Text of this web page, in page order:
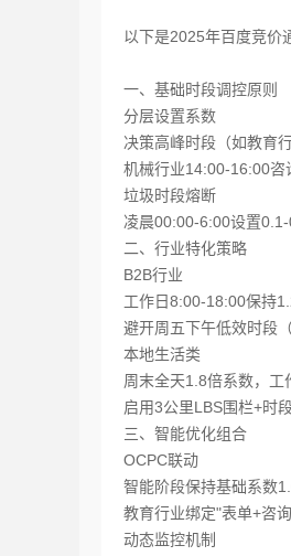
以下是2025年百度竞价
一、基础时段调控原则
分层设置系数‌
决策高峰时段（如教育
机械行业14:00-16:00咨
垃圾时段熔断‌
凌晨00:00-6:00设置
二、行业特化策略
B2B行业‌
工作日8:00-18:00保持
避开周五下午低效时段
本地生活类‌
周末全天1.8倍系数，工
启用3公里LBS围栏+时
三、智能优化组合
OCPC联动‌
智能阶段保持基础系数
教育行业绑定"表单+咨
动态监控机制‌